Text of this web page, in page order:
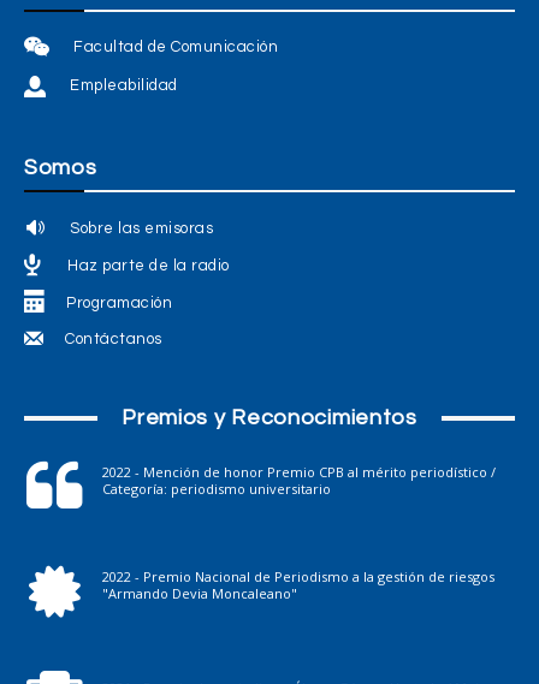
Facultad de Comunicación
Empleabilidad
Somos
Sobre las emisoras
Haz parte de la radio
Programación
Contáctanos
Premios y Reconocimientos
2022 - Mención de honor Premio CPB al mérito periodístico /
Categoría: periodismo universitario
2022 - Premio Nacional de Periodismo a la gestión de riesgos
"Armando Devia Moncaleano"